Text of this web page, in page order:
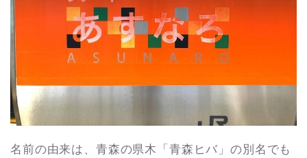
名前の由来は、青森の県木「青森ヒバ」の別名でも